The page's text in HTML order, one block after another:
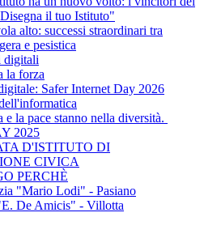
il tuo Istituto"
alto: successi straordinari tra
e pesistica
digitali
la forza
Safer Internet Day 2026
e la pace stanno nella diversità.
2025
D'ISTITUTO DI
CIVICA
PERCHÈ
"Mario Lodi" - Pasiano
De Amicis" - Villotta